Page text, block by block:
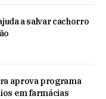
a salvar cachorro
aprova programa
em farmácias